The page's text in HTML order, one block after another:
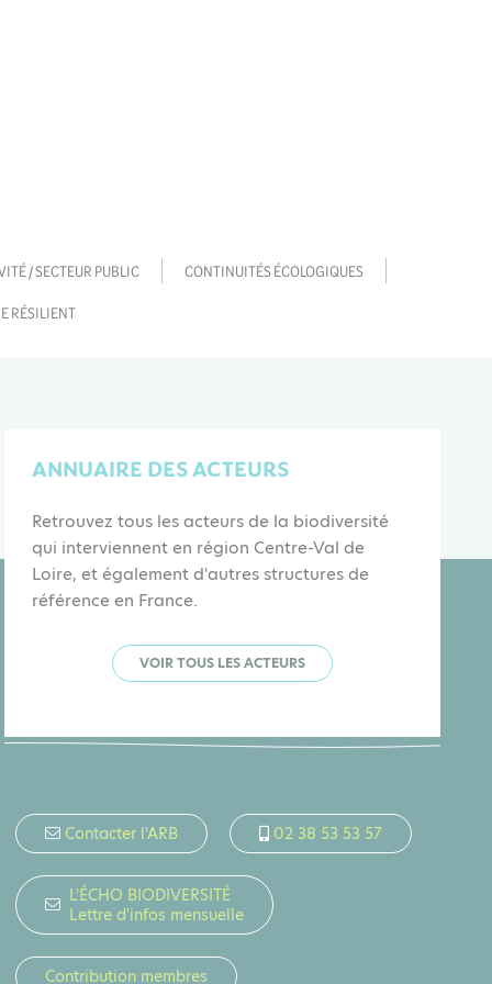
/ SECTEUR PUBLIC CONTINUITÉS ÉCOLOGIQUES
RÉSILIENT
ANNUAIRE DES ACTEURS
Retrouvez tous les acteurs de la biodiversité
qui interviennent en région Centre-Val de
Loire, et également d'autres structures de
référence en France.
VOIR TOUS LES ACTEURS
Contacter l'ARB 02 38 53 53 57
L'ÉCHO BIODIVERSITÉ
Lettre d'infos mensuelle
Contribution membres